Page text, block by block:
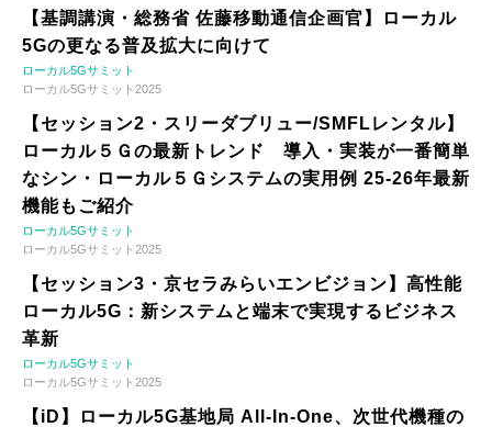
【基調講演・総務省 佐藤移動通信企画官】ローカル
5Gの更なる普及拡大に向けて
ローカル5Gサミット
ローカル5Gサミット2025
【セッション2・スリーダブリュー/SMFLレンタル】
ローカル５Ｇの最新トレンド 導入・実装が一番簡単
なシン・ローカル５Ｇシステムの実用例 25-26年最新
機能もご紹介
ローカル5Gサミット
ローカル5Gサミット2025
【セッション3・京セラみらいエンビジョン】高性能
ローカル5G：新システムと端末で実現するビジネス
革新
ローカル5Gサミット
ローカル5Gサミット2025
【iD】ローカル5G基地局 All-In-One、次世代機種の